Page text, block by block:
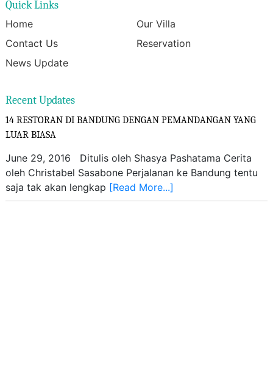
Quick Links
Home
Our Villa
Contact Us
Reservation
News Update
Recent Updates
14 RESTORAN DI BANDUNG DENGAN PEMANDANGAN YANG
LUAR BIASA
June 29, 2016 Ditulis oleh Shasya Pashatama Cerita
oleh Christabel Sasabone Perjalanan ke Bandung tentu
saja tak akan lengkap [Read More...]